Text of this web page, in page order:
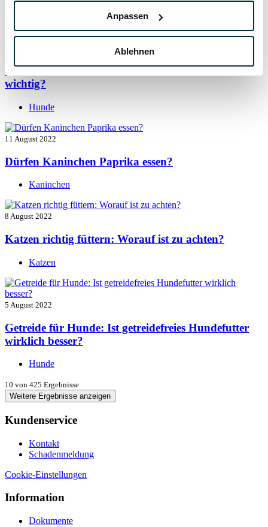
Anpassen
Ablehnen
Taurin für Hunde: Was ist das und warum ist es
wichtig?
Hunde
11 August 2022
Dürfen Kaninchen Paprika essen?
Kaninchen
8 August 2022
Katzen richtig füttern: Worauf ist zu achten?
Katzen
5 August 2022
Getreide für Hunde: Ist getreidefreies Hundefutter
wirklich besser?
Hunde
10 von 425 Ergebnisse
Weitere Ergebnisse anzeigen
Kundenservice
Kontakt
Schadenmeldung
Cookie-Einstellungen
Information
Dokumente